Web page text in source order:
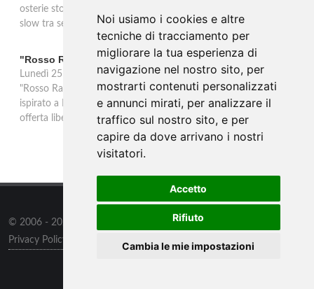
Noi usiamo i cookies e altre
tecniche di tracciamento per
migliorare la tua esperienza di
navigazione nel nostro sito, per
mostrarti contenuti personalizzati
e annunci mirati, per analizzare il
traffico sul nostro sito, e per
capire da dove arrivano i nostri
visitatori.
Accetto
Rifiuto
Cambia le mie impostazioni
osterie storiche, vini da antiche tradizioni vitivinicole e vacanze
slow tra sentieri delle rogge e produttori locali.
"Rosso Rame" in scena a Collepasso il 25 agosto
Lunedì 25 agosto al Palazzo Baronale di Collepasso va in scena
"Rosso Rame", spettacolo di Mary Negro e Gabriele Polimeno
ispirato a Dario Fo e Franca Rame. Ingresso con prenotazione e
offerta libera alle ore 21.
© 2006 - 2026
all rights reserved.
Privacy Policy
Preferenze sui Cookies